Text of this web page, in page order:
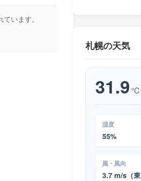
います。
札幌の天気
31.9℃
湿度
55%
風・風向
3.7 m/s（東